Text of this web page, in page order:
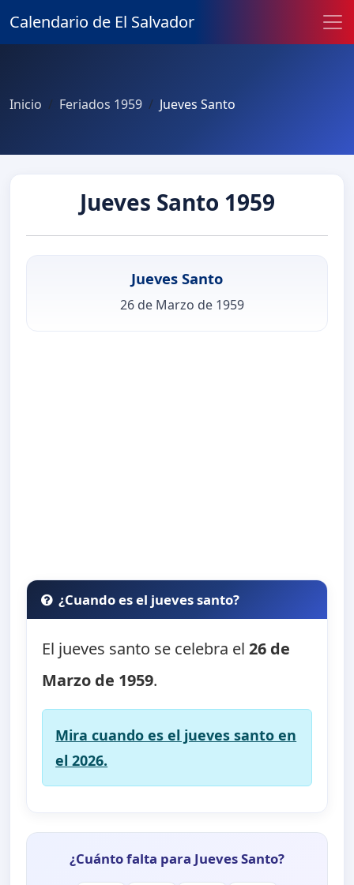
Calendario de El Salvador
Inicio Feriados 1959 Jueves Santo
Jueves Santo 1959
Jueves Santo
26 de Marzo de 1959
¿Cuando es el jueves santo?
El jueves santo se celebra el26 de
Marzo de 1959.
Mira cuando es el jueves santo en
el 2026.
¿Cuánto falta para Jueves Santo?